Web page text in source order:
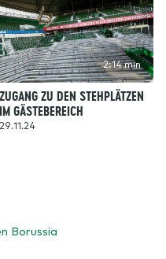
2:14 min
ZUGANG ZU DEN STEHPLÄTZEN
IM GÄSTEBEREICH
29.11.24
Borussia